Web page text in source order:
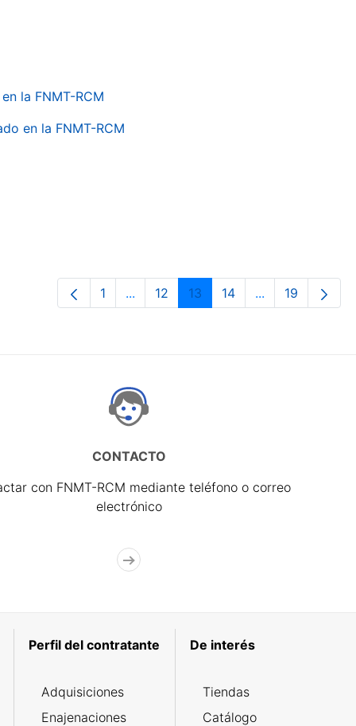
la FNMT-RCM
en la FNMT-RCM
Página
1 ...Páginas intermedias Use TAB para
Página
12 Página
13 Página
14 ...PáginasPágina
19
CONTACTO
con FNMT-RCM mediante teléfono o correo
electrónico
Perfil del contratante
Adquisiciones
Enajenaciones
De interés
Tiendas
Catálogo